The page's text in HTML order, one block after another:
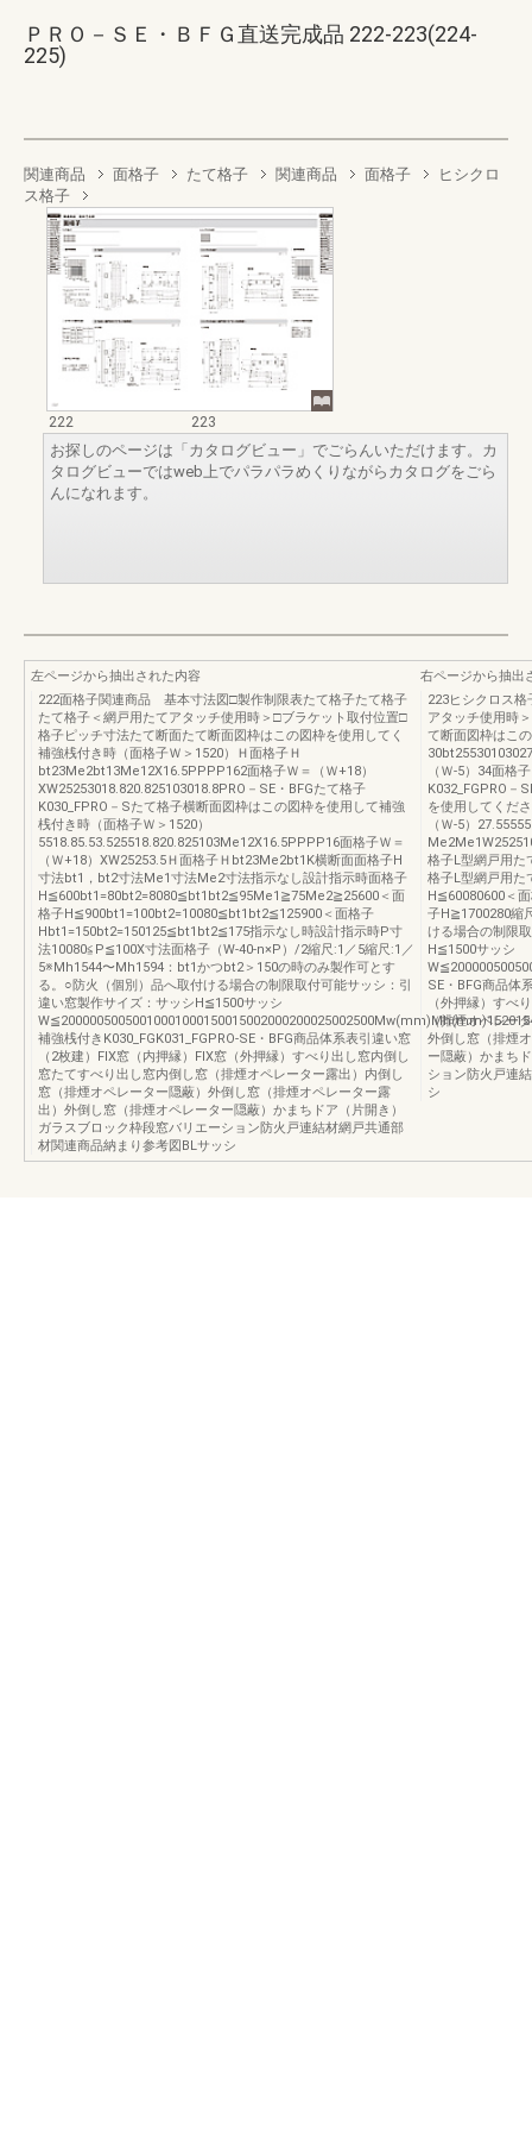
ＰＲＯ－ＳＥ・ＢＦＧ直送完成品 222-223(224-
225)
関連商品 面格子 たて格子 関連商品 面格子
ヒシクロ
ス格子
222
223
お探しのページは「カタログビュー」でごらんいただけます。カ
タログビューではweb上でパラパラめくりながらカタログをごら
んになれます。
左ページから抽出された内容
222面格子関連商品 基本寸法図□製作制限表たて格子たて格子
たて格子＜網戸用たてアタッチ使用時＞□ブラケット取付位置□
格子ピッチ寸法たて断面たて断面図枠はこの図枠を使用してく
補強桟付き時（面格子Ｗ＞1520）Ｈ面格子Ｈ
bt23Me2bt13Me12X16.5PPPP162面格子Ｗ＝（Ｗ+18）
XW25253018.820.825103018.8PRO－SE・BFGたて格子
K030_FPRO－Sたて格子横断面図枠はこの図枠を使用して補強
桟付き時（面格子Ｗ＞1520）
5518.85.53.525518.820.825103Me12X16.5PPPP16面格子Ｗ＝
（Ｗ+18）XW25253.5Ｈ面格子Ｈbt23Me2bt1K横断面面格子H
寸法bt1，bt2寸法Me1寸法Me2寸法指示なし設計指示時面格子
H≦600bt1=80bt2=8080≦bt1bt2≦95Me1≧75Me2≧25600＜面
格子H≦900bt1=100bt2=10080≦bt1bt2≦125900＜面格子
Hbt1=150bt2=150125≦bt1bt2≦175指示なし時設計指示時P寸
法10080≦P≦100X寸法面格子（W-40-n×P）/2縮尺:1／5縮尺:1／
5※Mh1544〜Mh1594：bt1かつbt2＞150の時のみ製作可とす
る。○防火（個別）品へ取付ける場合の制限取付可能サッシ：引
違い窓製作サイズ：サッシH≦1500サッシ
補強桟付きK030_FGK031_FGPRO-SE・BFG商品体系表引違い窓
（2枚建）FIX窓（内押縁）FIX窓（外押縁）すべり出し窓内倒し
窓たてすべり出し窓内倒し窓（排煙オペレーター露出）内倒し
窓（排煙オペレーター隠蔽）外倒し窓（排煙オペレーター露
出）外倒し窓（排煙オペレーター隠蔽）かまちドア（片開き）
ガラスブロック枠段窓バリエーション防火戸連結材網戸共通部
材関連商品納まり参考図BLサッシ
右ページから抽出
223ヒシクロス
アタッチ使用時
て断面図枠はこ
（Ｗ-5）34面格
K032_FGPRO－
を使用してくだ
（Ｗ-5）
格子L型網戸用た
格子L型網戸用た
H≦60080600＜
子H≧1700280縮
ける場合の制限
H≦1500サッシ
SE・BFG商品体
（外押縁）すべ
（排煙オペレー
外倒し窓（排煙
ー隠蔽）かまち
ション防火戸連
シ